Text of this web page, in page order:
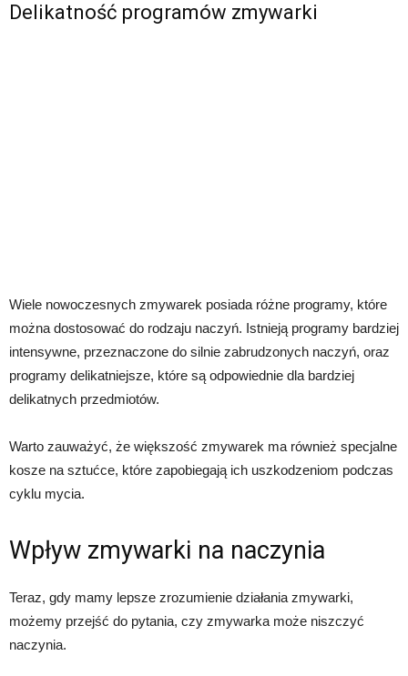
Delikatność programów zmywarki
Wiele nowoczesnych zmywarek posiada różne programy, które
można dostosować do rodzaju naczyń. Istnieją programy bardziej
intensywne, przeznaczone do silnie zabrudzonych naczyń, oraz
programy delikatniejsze, które są odpowiednie dla bardziej
delikatnych przedmiotów.
Warto zauważyć, że większość zmywarek ma również specjalne
kosze na sztućce, które zapobiegają ich uszkodzeniom podczas
cyklu mycia.
Wpływ zmywarki na naczynia
Teraz, gdy mamy lepsze zrozumienie działania zmywarki,
możemy przejść do pytania, czy zmywarka może niszczyć
naczynia.